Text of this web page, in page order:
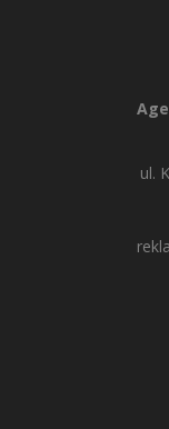
ul.